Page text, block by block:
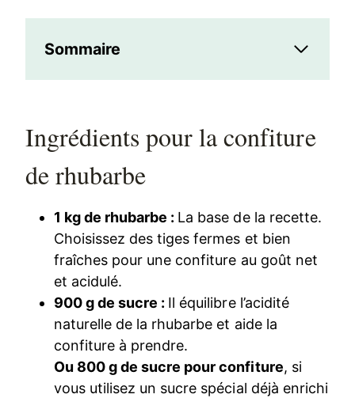
Sommaire
Ingrédients pour la confiture
de rhubarbe
1 kg de rhubarbe : La base de la recette.
Choisissez des tiges fermes et bien
fraîches pour une confiture au goût net
et acidulé.
900 g de sucre : Il équilibre l’acidité
naturelle de la rhubarbe et aide la
confiture à prendre.
Ou 800 g de sucre pour confiture, si
vous utilisez un sucre spécial déjà enrichi